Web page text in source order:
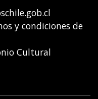
y condiciones de
Cultural